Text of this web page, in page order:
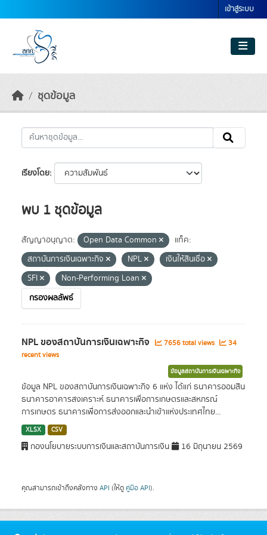
เข้าสู่ระบบ
ชุดข้อมูล
เรียงโดย
พบ 1 ชุดข้อมูล
สัญญาอนุญาต: Open Data Common
แท็ค:
สถาบันการเงินเฉพาะกิจ
NPL
เงินให้สินเชื่อ
SFI
Non-Performing Loan
กรองผลลัพธ์
NPL ของสถาบันการเงินเฉพาะกิจ 7656 total views
34
recent views
ข้อมูลสถาบันการเงินเฉพาะกิจ
ข้อมูล NPL ของสถาบันการเงินเฉพาะกิจ 6 แห่ง ได้แก่ ธนาคารออมสิน
ธนาคารอาคารสงเคราะห์ ธนาคารเพื่อการเกษตรและสหกรณ์
การเกษตร ธนาคารเพื่อการส่งออกและนำเข้าแห่งประเทศไทย...
XLSX CSV
กองนโยบายระบบการเงินและสถาบันการเงิน 16 มิถุนายน 2569
คุณสามารถเข้าถึงคลังทาง API (ให้ดู คู่มือ API).